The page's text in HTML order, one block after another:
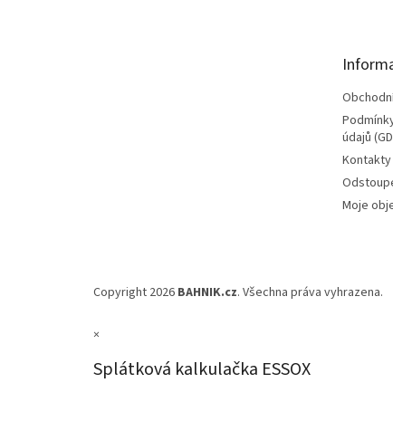
údajů
Kontakty
Moje
Copyright 2026 BAHNIK.cz. Všechna práva vyhrazena.
×
Splátková kalkulačka ESSOX